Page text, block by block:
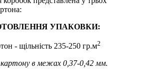
УПАКОВКИ:
- щільність 235-250 гр.м2
в межах 0,37-0,42 мм.